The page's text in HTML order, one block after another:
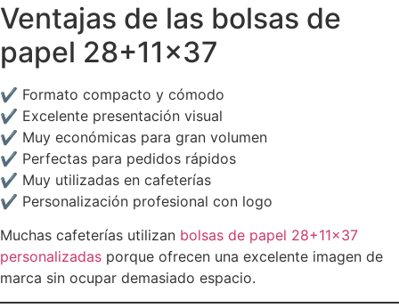
Ventajas de las bolsas de
papel 28+11×37
✔ Formato compacto y cómodo
✔ Excelente presentación visual
✔ Muy económicas para gran volumen
✔ Perfectas para pedidos rápidos
✔ Muy utilizadas en cafeterías
✔ Personalización profesional con logo
Muchas cafeterías utilizan bolsas de papel 28+11×37
personalizadas porque ofrecen una excelente imagen de
marca sin ocupar demasiado espacio.